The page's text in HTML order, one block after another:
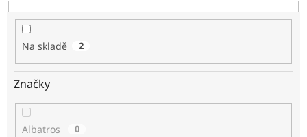
Na skladě 2
Značky
Albatros 0